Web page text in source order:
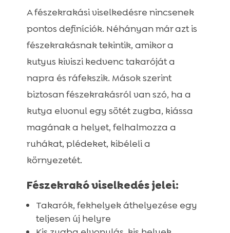
A fészekrakási viselkedésre nincsenek
pontos definíciók. Néhányan már azt is
fészekrakásnak tekintik, amikor a
kutyus kiviszi kedvenc takaróját a
napra és ráfekszik. Mások szerint
biztosan fészekrakásról van szó, ha a
kutya elvonul egy sötét zugba, kiássa
magának a helyet, felhalmozza a
ruhákat, plédeket, kibéleli a
környezetét.
Fészekrakó viselkedés jelei:
Takarók, fekhelyek áthelyezése egy
teljesen új helyre